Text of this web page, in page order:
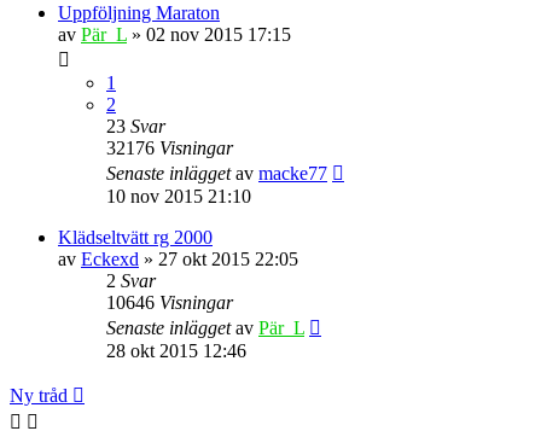
Uppföljning Maraton
av Pär_L » 02 nov 2015 17:15
1
2
23 Svar
32176 Visningar
Senaste inläggetav macke77
10 nov 2015 21:10
Klädseltvätt rg 2000
av Eckexd » 27 okt 2015 22:05
2 Svar
10646 Visningar
Senaste inläggetav Pär_L
28 okt 2015 12:46
Ny tråd